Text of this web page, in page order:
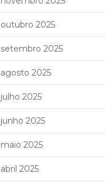
outubro 2025
setembro 2025
agosto 2025
julho 2025
junho 2025
maio 2025
abril 2025